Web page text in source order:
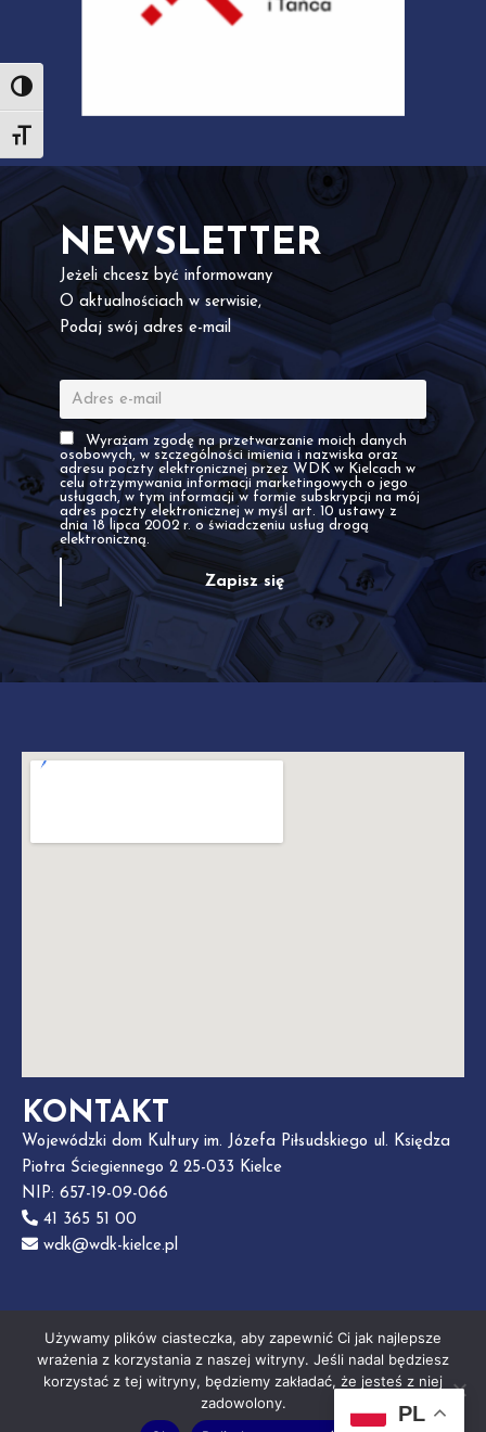
Toggle High Contrast
Toggle Font size
NEWSLETTER
Jeżeli chcesz być informowany
O aktualnościach w serwisie,
Podaj swój adres e-mail
Wyrażam zgodę na przetwarzanie moich danych
osobowych, w szczególności imienia i nazwiska oraz
adresu poczty elektronicznej przez WDK w Kielcach w
celu otrzymywania informacji marketingowych o jego
usługach, w tym informacji w formie subskrypcji na mój
adres poczty elektronicznej w myśl art. 10 ustawy z
dnia 18 lipca 2002 r. o świadczeniu usług drogą
elektroniczną.
KONTAKT
Wojewódzki dom Kultury im. Józefa Piłsudskiego ul. Księdza
Piotra Ściegiennego 2 25-033 Kielce
NIP: 657-19-09-066
41 365 51 00
wdk@wdk-kielce.pl
| Realizacja:
PL
Używamy plików ciasteczka, aby zapewnić Ci jak najlepsze
wrażenia z korzystania z naszej witryny. Jeśli nadal będziesz
korzystać z tej witryny, będziemy zakładać, że jesteś z niej
zadowolony.